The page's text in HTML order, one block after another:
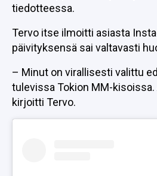
tiedotteessa.
Tervo itse ilmoitti asiasta
päivityksensä sai valtavasti
– Minut on virallisesti valittu
tulevissa Tokion MM-kisoissa.
kirjoitti Tervo.